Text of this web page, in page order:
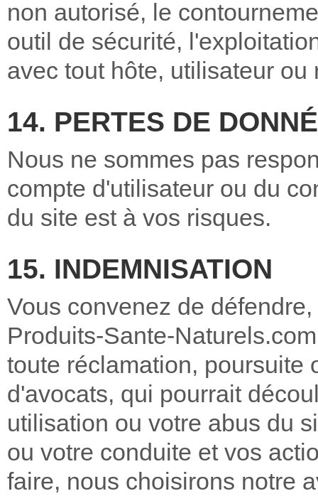
non autorisé, le
outil de sécurité,
avec tout hôte, utilisateur ou
14. PERTES DE
Nous ne sommes pas
compte d'utilisateur ou du
du site est à vos risques.
15. INDEMNISATION
Vous convenez de
Produits-Sante-
toute réclamation, poursuite
d'avocats, qui pourrait
utilisation ou votre abus du
ou votre conduite et vos
faire, nous choisirons notre